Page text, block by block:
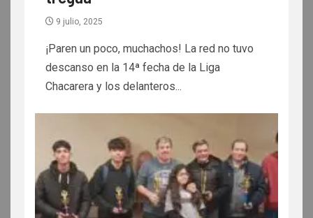
9 julio, 2025
¡Paren un poco, muchachos! La red no tuvo
descanso en la 14ª fecha de la Liga
Chacarera y los delanteros...